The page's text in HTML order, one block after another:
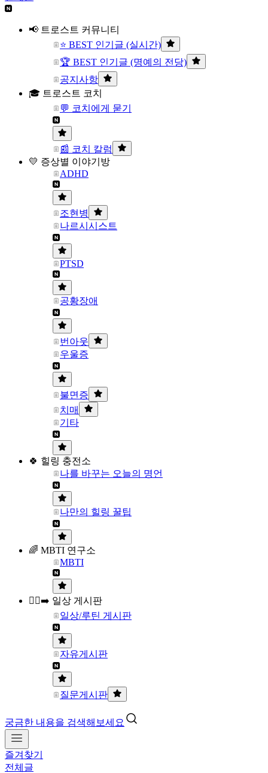
📢 트로스트 커뮤니티
⭐ BEST 인기글 (실시간)
🏆 BEST 인기글 (명예의 전당)
공지사항
🎓 트로스트 코치
💬 코치에게 묻기
📰 코치 칼럼
💛 증상별 이야기방
ADHD
조현병
나르시시스트
PTSD
공황장애
번아웃
우울증
불면증
치매
기타
🍀 힐링 충전소
나를 바꾸는 오늘의 명언
나만의 힐링 꿀팁
🌈 MBTI 연구소
MBTI
🏃‍♀️‍➡️ 일상 게시판
일상/루틴 게시판
자유게시판
질문게시판
궁금한 내용을 검색해보세요
즐겨찾기
전체글